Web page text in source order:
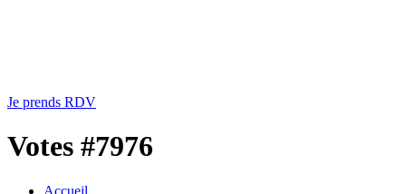
Je prends RDV
Votes #7976
Accueil